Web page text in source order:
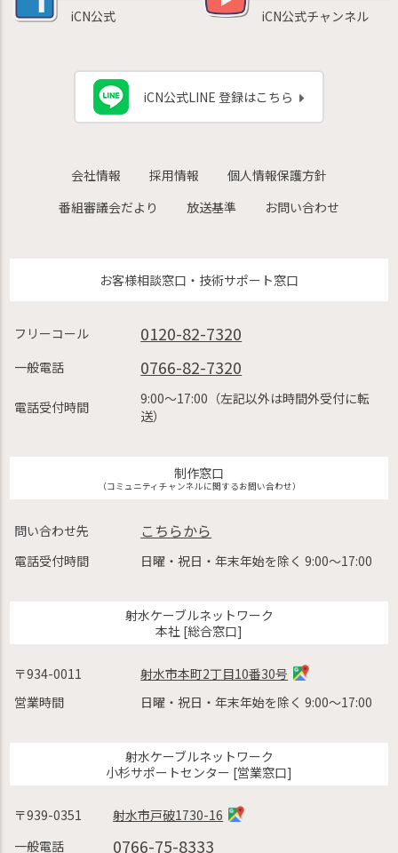
iCN公式 iCN公式チャンネル
iCN公式LINE 登録はこちら
会社情報 採用情報
個人情報保護方針
番組審議会だより
放送基準 お問い合わせ
お客様相談窓口・技術サポート窓口
フリーコール 0120-82-7320
一般電話 0766-82-7320
電話受付時間
9:00〜17:00（左記以外は時間外受付に転
送）
制作窓口
（コミュニティチャンネルに関するお問い合わせ）
問い合わせ先 こちらから
電話受付時間 日曜・祝日・年末年始を除く 9:00〜17:00
射水ケーブルネットワーク
本社 [総合窓口]
〒934-0011
射水市本町2丁目10番30号
営業時間
日曜・祝日・年末年始を除く 9:00〜17:00
射水ケーブルネットワーク
小杉サポートセンター [営業窓口]
〒939-0351
射水市戸破1730-16
一般電話
0766-75-8333